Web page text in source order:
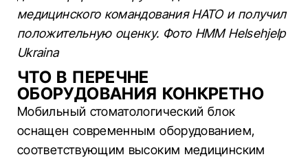
медицинского командования НАТО и получил
положительную оценку. Фото HMM Helsehjelp
Ukraina
ЧТО В ПЕРЕЧНЕ
ОБОРУДОВАНИЯ КОНКРЕТНО
Мобильный стоматологический блок
оснащен современным оборудованием,
соответствующим высоким медицинским